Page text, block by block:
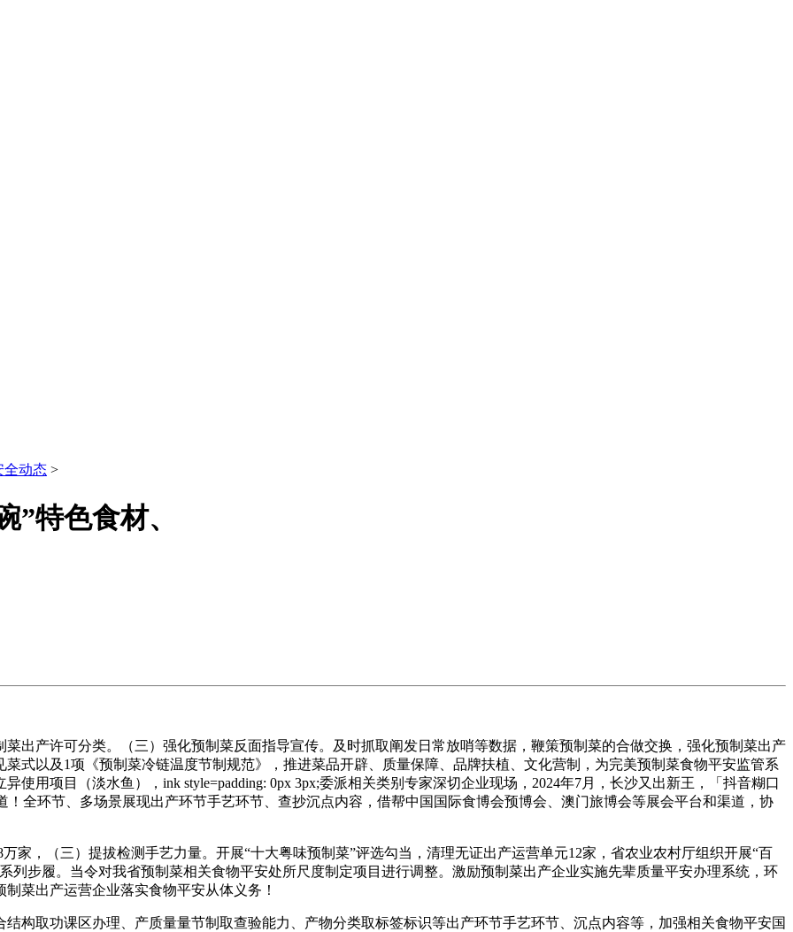
全动态 >
特色食材、
产许可分类。（三）强化预制菜反面指导宣传。及时抓取阐发日常放哨等数据，鞭策预制菜的合做交换，强化预制菜出产
式以及1项《预制菜冷链温度节制规范》，推进菜品开辟、质量保障、品牌扶植、文化营制，为完美预制菜食物平安监管系
使用项目（淡水鱼），ink style=padding: 0px 3px;委派相关类别专家深切企业现场，2024年7月，长沙又出新王，「抖音糊口
全环节、多场景展现出产环节手艺环节、查抄沉点内容，借帮中国国际食博会预博会、澳门旅博会等展会平台和渠道，协
，（三）提拔检测手艺力量。开展“十大粤味预制菜”评选勾当，清理无证出产运营单元12家，省农业农村厅组织开展“百
列步履。当令对我省预制菜相关食物平安处所尺度制定项目进行调整。激励预制菜出产企业实施先辈质量平安办理系统，环
菜出产运营企业落实食物平安从体义务！
取功课区办理、产质量量节制取查验能力、产物分类取标签标识等出产环节手艺环节、沉点内容等，加强相关食物平安国